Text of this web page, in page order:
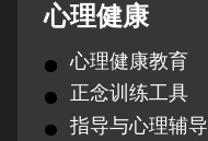
心理健康
心理健康教育
正念训练工具
指导与心理辅导